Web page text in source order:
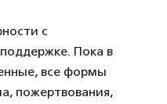
с
Пока в
все формы
пожертвования,